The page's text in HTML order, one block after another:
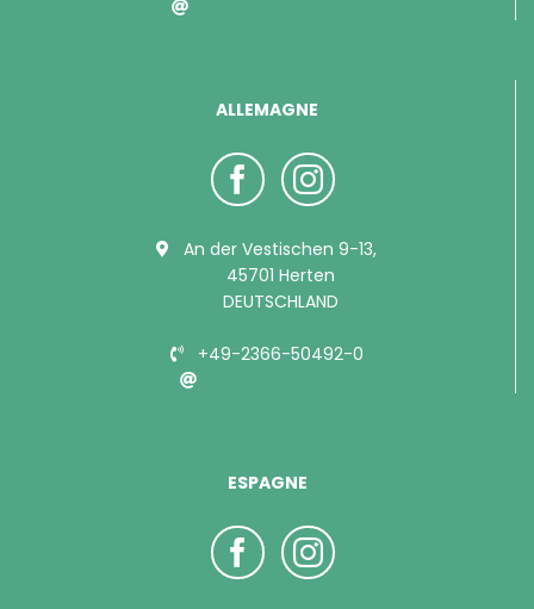
ALLEMAGNE
An der Vestischen 9-13,
45701 Herten
DEUTSCHLAND
+49-2366-50492-0
ESPAGNE